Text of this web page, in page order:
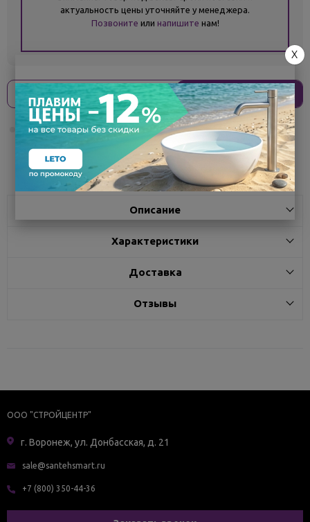
актуальность цены уточняйте у менеджера.
Позвоните или напишите нам!
Оплати без переплат 9 382 ₽x 4 платежа
Поделиться
Описание
Характеристики
Доставка
Отзывы
ООО "СТРОЙЦЕНТР"
г. Воронеж, ул. Донбасская, д. 21
sale@santehsmart.ru
+7 (800) 350-44-36
X